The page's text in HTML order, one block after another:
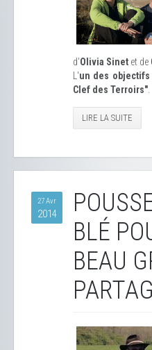
d'Olivia Sinet et de
L'un des objectifs
Clef des Terroirs"
LIRE LA SUITE
27 Avr
2014
BLÉ
BEAU